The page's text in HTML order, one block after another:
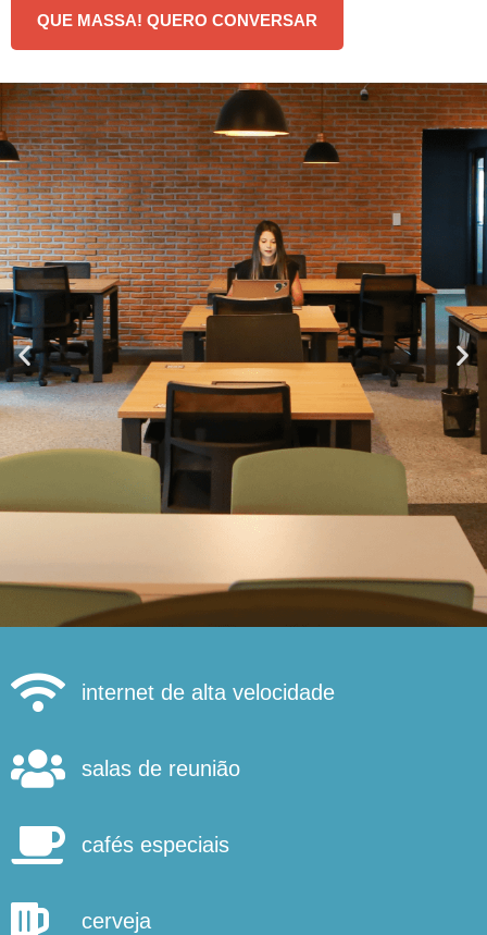
QUE MASSA! QUERO CONVERSAR
internet de alta velocidade
salas de reunião
cafés especiais
cerveja